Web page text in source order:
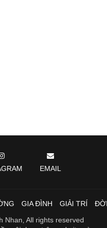
EMAIL
GIA ĐÌNH GIẢI TRÍ
Nhan, All rights reserved